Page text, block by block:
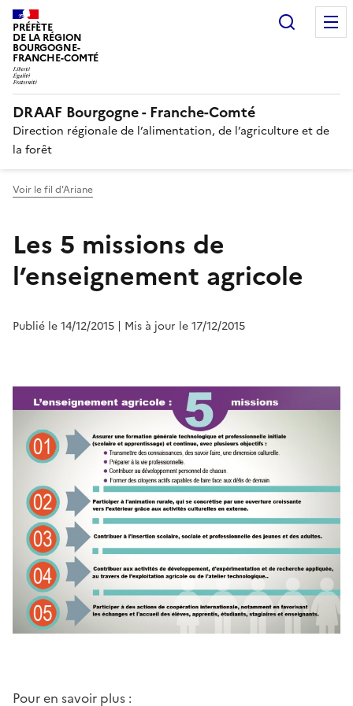
PRÉFÈTE
DE LA RÉGION
BOURGOGNE-
FRANCHE-COMTÉ
DRAAF Bourgogne - Franche-Comté
Direction régionale de l’alimentation, de l’agriculture et de
la forêt
Voir le fil d'Ariane
Les 5 missions de
l’enseignement agricole
Publié le 14/12/2015 | Mis à jour le 17/12/2015
Pour en savoir plus :